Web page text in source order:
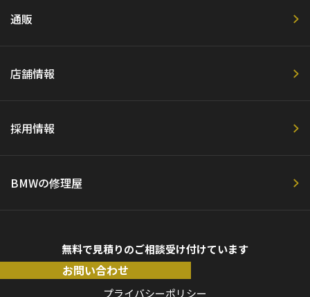
通販
店舗情報
採用情報
BMWの修理屋
無料で見積りのご相談受け付けています
お問い合わせ
プライバシーポリシー